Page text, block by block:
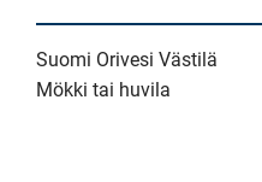
Suomi Orivesi Västilä
Mökki tai huvila